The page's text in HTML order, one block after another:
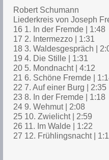
Robert Schumann
Liederkreis von Joseph
16 1. In der Fremde | 1:48
17 2. Intermezzo | 1:31
18 3. Waldesgespräch |
19 4. Die Stille | 1:31
20 5. Mondnacht | 4:12
21 6. Schöne Fremde |
22 7. Auf einer Burg | 2:35
23 8. In der Fremde | 1:18
24 9. Wehmut | 2:08
25 10. Zwielicht | 2:59
26 11. Im Walde | 1:22
27 12. Frühlingsnacht |